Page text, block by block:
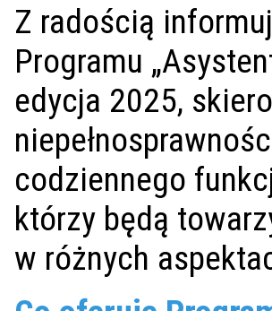
Z radością
Programu
edycja 2025,
codziennego
którzy będą
w różnych